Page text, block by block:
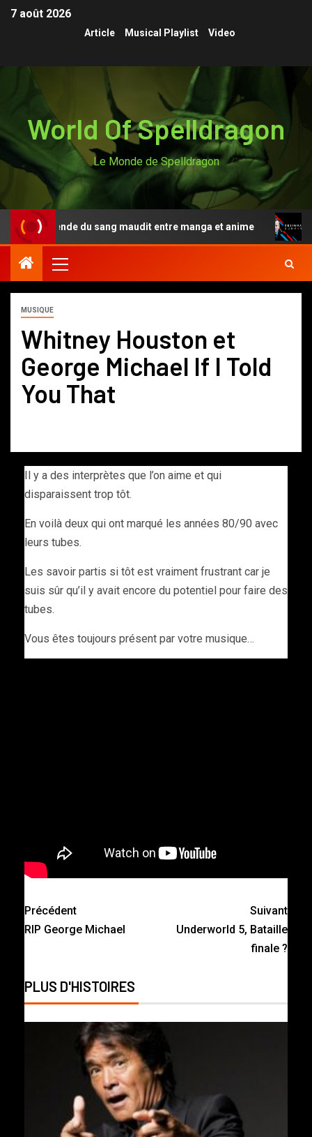
7 août 2026
Article Musical Playlist Video
World Of Spelldragon
Le Monde de Spelldragon
la légende du sang maudit entre manga et anime
MUSIQUE
Whitney Houston et
George Michael If I Told
You That
Il y a des interprètes que l’on aime et qui
disparaissent trop tôt.
En voilà deux qui ont marqué les années 80/90 avec
leurs tubes.
Les savoir partis si tôt est vraiment frustrant car je
suis sûr qu’il y avait encore du potentiel pour faire des
tubes.
Vous êtes toujours présent par votre musique…
Précédent
RIP George Michael
Suivant
Underworld 5, Bataille
finale ?
PLUS D'HISTOIRES